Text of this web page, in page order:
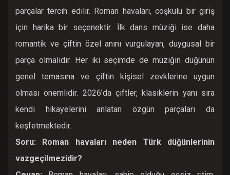
parçalar tercih edilir. Roman havaları, coşkulu bir giriş
için harika bir seçenektir. İlk dans müziği ise daha
romantik ve çiftin özel anını vurgulayan, duygusal bir
parça olmalıdır. Her iki seçimde de müziğin düğünün
genel temasına ve çiftin kişisel zevklerine uygun
olması önemlidir. 2026’da çiftler, klasiklerin yanı sıra
kendi hikayelerini anlatan özgün parçaları da
keşfetmektedir.
Soru: Roman havaları neden Türk düğünlerinin
vazgeçilmezidir?